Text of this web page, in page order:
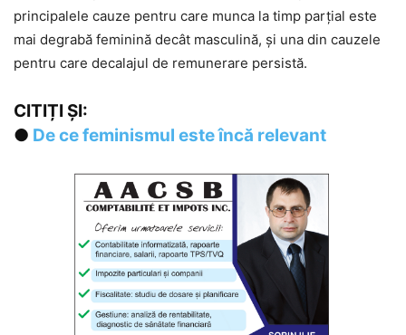
principalele cauze pentru care munca la timp parțial este
mai degrabă feminină decât masculină, și una din cauzele
pentru care decalajul de remunerare persistă.
CITIȚI ȘI:
● De ce feminismul este încă relevant